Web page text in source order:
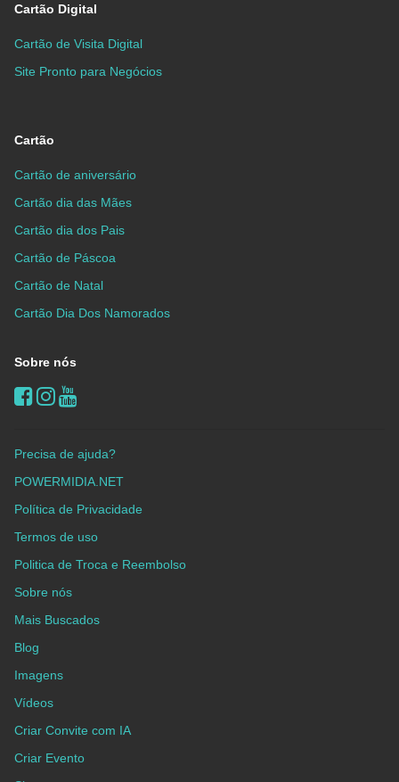
Cartão Digital
Cartão de Visita Digital
Site Pronto para Negócios
Cartão
Cartão de aniversário
Cartão dia das Mães
Cartão dia dos Pais
Cartão de Páscoa
Cartão de Natal
Cartão Dia Dos Namorados
Sobre nós
Precisa de ajuda?
POWERMIDIA.NET
Política de Privacidade
Termos de uso
Politica de Troca e Reembolso
Sobre nós
Mais Buscados
Blog
Imagens
Vídeos
Criar Convite com IA
Criar Evento